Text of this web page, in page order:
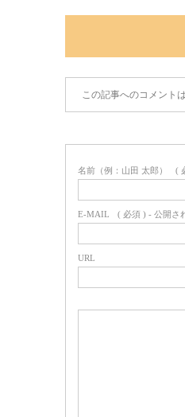
この記事へのコメント
名前（例：山田 太郎） (
E-MAIL ( 必須 ) - 公開さ
URL